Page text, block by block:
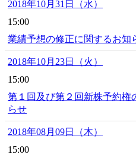
2018年10月31日（水）
15:00
業績予想の修正に関するお知
2018年10月23日（火）
15:00
第１回及び第２回新株予約権
らせ
2018年08月09日（木）
15:00